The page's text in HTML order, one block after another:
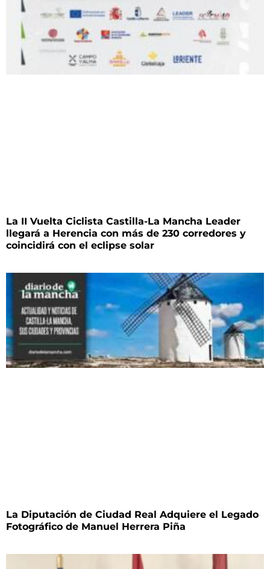
La II Vuelta Ciclista Castilla-La Mancha Leader
llegará a Herencia con más de 230 corredores y
coincidirá con el eclipse solar
La Diputación de Ciudad Real Adquiere el Legado
Fotográfico de Manuel Herrera Piña